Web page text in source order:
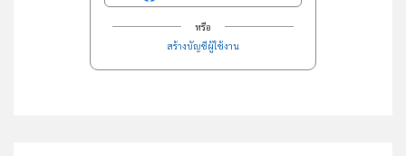
หรือ
สร้างบัญชีผู้ใช้งาน